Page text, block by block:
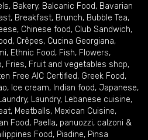
, Bakery, Balcanic Food, Bavarian
, Breakfast, Brunch, Bubble Tea,
, Chinese food, Club Sandwich,
, Crêpes, Cucina Georgiana,
, Ethnic Food, Fish, Flowers,
, Fries, Fruit and vegetables shop,
Free AIC Certified, Greek Food,
, Ice cream, Indian food, Japanese,
, Laundry, Lebanese cuisine,
, Meatballs, Mexican Cuisine,
Food, Paella, panuozzi, calzoni &
Food, Piadine, Pinsa